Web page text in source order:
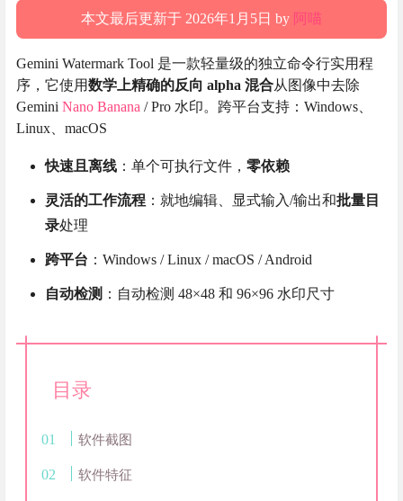
本文最后更新于 2026年1月5日 by 阿喵
Gemini Watermark Tool 是一款轻量级的独立命令行实用程
序，它使用数学上精确的反向 alpha 混合从图像中去除
Gemini Nano Banana / Pro 水印。跨平台支持：Windows、
Linux、macOS
快速且离线 ：单个可执行文件， 零依赖
灵活的工作流程 ：就地编辑、显式输入/输出和批量目
录处理
跨平台 ：Windows / Linux / macOS / Android
自动检测 ：自动检测 48×48 和 96×96 水印尺寸
目录
软件截图
软件特征